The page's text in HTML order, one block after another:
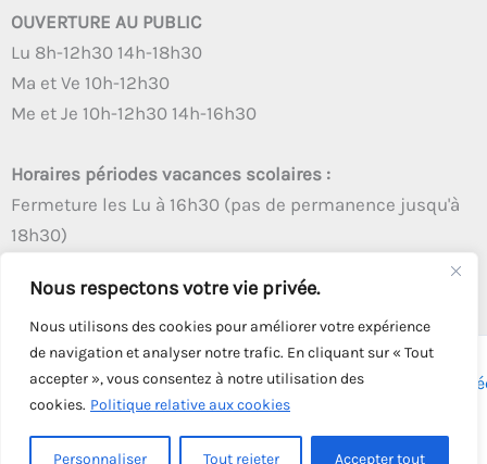
Nous respectons votre vie privée.
Nous utilisons des cookies pour améliorer votre expérience
de navigation et analyser notre trafic. En cliquant sur « Tout
accepter », vous consentez à notre utilisation des
cookies. Politique relative aux cookies
Personnaliser Tout rejeter Accepter tout
OUVERTURE AU PUBLIC
Lu 8h-12h30 14h-18h30
Ma et Ve 10h-12h30
Me et Je 10h-12h30 14h-16h30
Horaires périodes vacances scolaires :
Fermeture les Lu à 16h30 (pas de permanence jusqu'à
18h30)
Copyright © 2026 - Tous droits réservés - | Webmaster
Solution